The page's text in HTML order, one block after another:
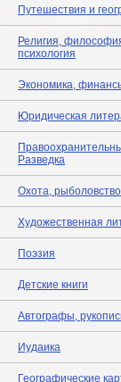
Путешествия и
Религия,
психология
Экономика,
Юридическая
Разведка
Охота,
Художественная
Поэзия
Детские книги
Автографы,
Иудаика
Географические